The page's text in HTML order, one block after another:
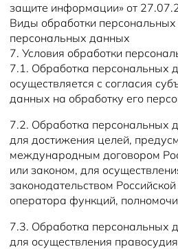
защите информации» от
Виды обработки
персональных данных
7. Условия обработки
7.1. Обработка персональных
осуществляется с согласия
данных на обработку его
7.2. Обработка персональных
для достижения целей,
международным договором
или законом, для
законодательством
оператора функций,
7.3. Обработка персональных
для осуществления